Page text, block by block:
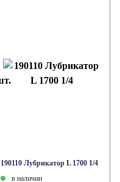
190110 Лубрикатор L 1700 1/4
в наличии